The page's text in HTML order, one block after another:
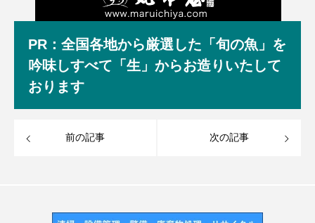
PR：全国各地から厳選した「旬の魚」を
吟味しすべて「生」からお造りいたして
おります
前の記事 次の記事